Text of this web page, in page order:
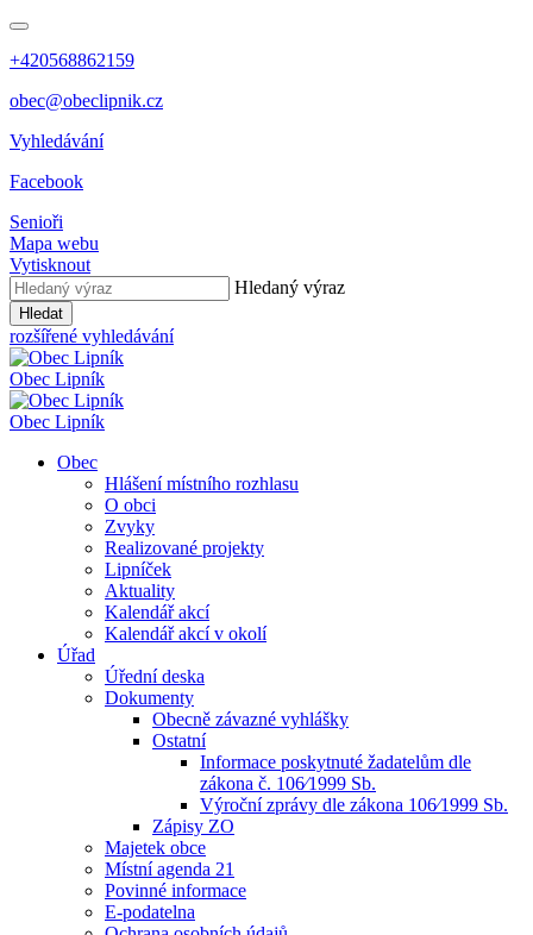
+420568862159
obec@obeclipnik.cz
Vyhledávání
Facebook
Senioři
Mapa webu
Vytisknout
Hledaný výraz
Hledat
rozšířené vyhledávání
Obec Lipník
Obec Lipník
Obec
Hlášení místního rozhlasu
O obci
Zvyky
Realizované projekty
Lipníček
Aktuality
Kalendář akcí
Kalendář akcí v okolí
Úřad
Úřední deska
Dokumenty
Obecně závazné vyhlášky
Ostatní
Informace poskytnuté žadatelům dle
zákona č. 106⁄1999 Sb.
Výroční zprávy dle zákona 106⁄1999 Sb.
Zápisy ZO
Majetek obce
Místní agenda 21
Povinné informace
E-podatelna